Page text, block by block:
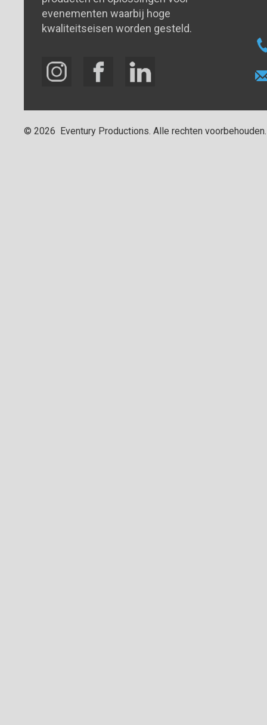
evenementen waarbij hoge
kwaliteitseisen worden gesteld.
© 2026 Eventury Productions. Alle rechten voorbehouden.